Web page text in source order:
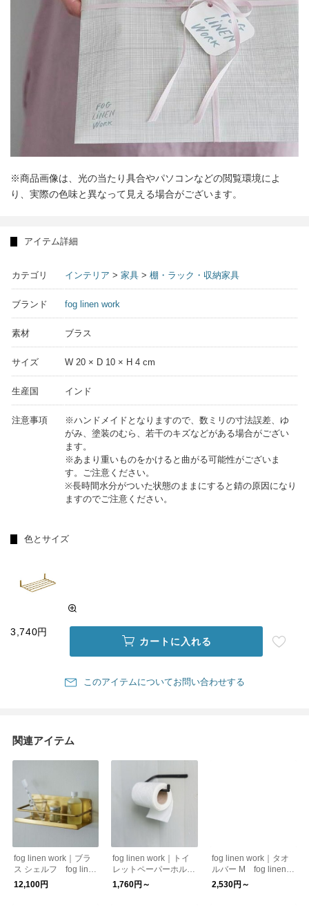
※商品画像は、光の当たり具合やパソコンなどの閲覧環境によ
り、実際の色味と異なって見える場合がございます。
アイテム詳細
カテゴリ インテリア > 家具 > 棚・ラック・収納家具
ブランド fog linen work
素材 ブラス
サイズ W 20 × D 10 × H 4 cm
生産国 インド
注意事項
※ハンドメイドとなりますので、数ミリの寸法誤差、ゆ
がみ、塗装のむら、若干のキズなどがある場合がござい
ます。
※あまり重いものをかけると曲がる可能性がございま
す。ご注意ください。
※長時間水分がついた状態のままにすると錆の原因になり
ますのでご注意ください。
色とサイズ
3,740円
カートに入れる
このアイテムについてお問い合わせする
関連アイテム
fog linen work｜ブラ
ス シェルフ fog line
n work フォグリネン
ワーク
12,100円
fog linen work｜トイ
レットペーパーホルダ
ー fog linen work
フォグリネンワーク
1,760円～
fog linen work｜タオ
ルバー M fog linen w
ork フォグリネンワ
ーク
2,530円～